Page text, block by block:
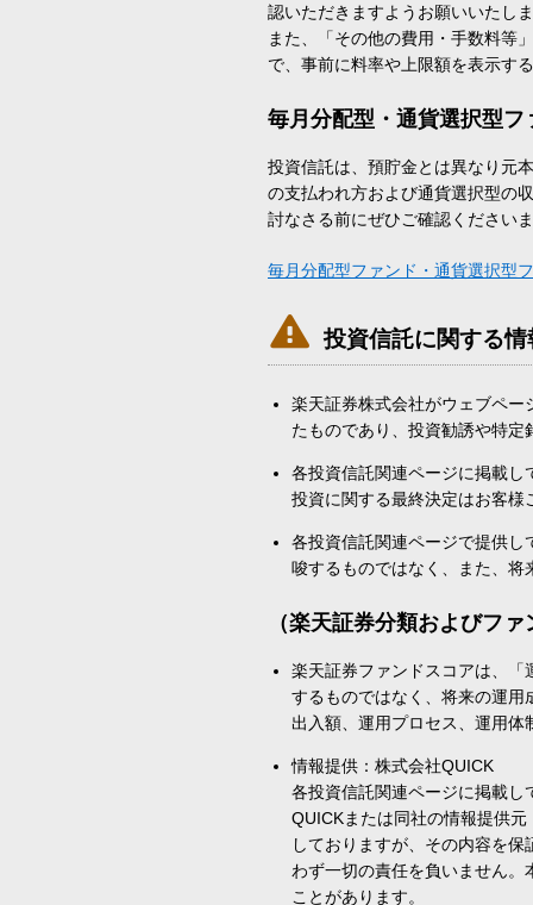
認いただきますようお願いいたし
また、「その他の費用・手数料等
で、事前に料率や上限額を表示す
毎月分配型・通貨選択型
投資信託は、預貯金とは異なり元
の支払われ方および通貨選択型の
討なさる前にぜひご確認ください
毎月分配型ファンド・通貨選択型
 投資信託に関する
楽天証券株式会社がウェブペ
たものであり、投資勧誘や特
各投資信託関連ページに掲載
投資に関する最終決定はお客
各投資信託関連ページで提供
唆するものではなく、また、
（楽天証券分類およびフ
楽天証券ファンドスコアは、
するものではなく、将来の運
出入額、運用プロセス、運用
情報提供：株式会社QUICK
各投資信託関連ページに掲載
QUICKまたは同社の情報提供
しておりますが、その内容を
わず一切の責任を負いません
ことがあります。